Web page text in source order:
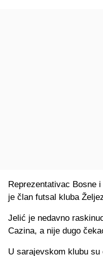
Reprezentativac Bosne
je član futsal kluba
Jelić je nedavno
Cazina, a nije dugo
U sarajevskom klubu